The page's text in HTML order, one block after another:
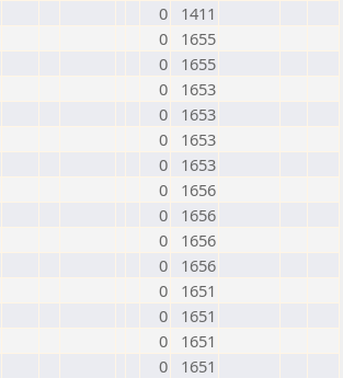
0
1411
0
1655
0
1655
0
1653
0
1653
0
1653
0
1653
0
1656
0
1656
0
1656
0
1656
0
1651
0
1651
0
1651
0
1651